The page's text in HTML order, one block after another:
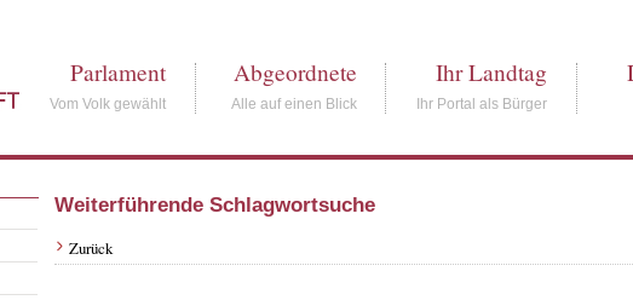
Parlament
Vom Volk gewählt
Abgeordnete
Alle auf einen Blick
Ihr Landtag
Ihr Portal als Bürger
Weiterführende Schlagwortsuche
Zurück